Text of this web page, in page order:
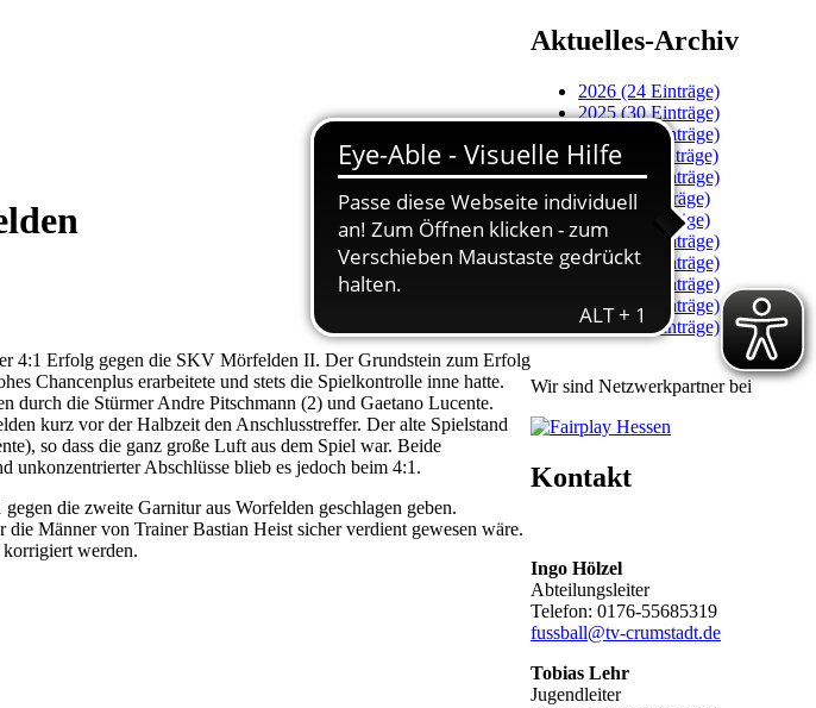
4:1 Erfolg gegen die SKV Mörfelden II. Der Grundstein zum Erfolg
Chancenplus erarbeitete und stets die Spielkontrolle inne hatte.
durch die Stürmer Andre Pitschmann (2) und Gaetano Lucente.
kurz vor der Halbzeit den Anschlusstreffer. Der alte Spielstand
so dass die ganz große Luft aus dem Spiel war. Beide
unkonzentrierter Abschlüsse blieb es jedoch beim 4:1.
die zweite Garnitur aus Worfelden geschlagen geben.
Männer von Trainer Bastian Heist sicher verdient gewesen wäre.
werden.
Aktuelles-Archiv
2026 (24 Einträge)
2025 (30 Einträge)
2024 (27 Einträge)
2023 (11 Einträge)
2022 (20 Einträge)
2021 (7 Einträge)
2020 (9 Einträge)
2019 (34 Einträge)
2018 (49 Einträge)
2017 (59 Einträge)
2016 (45 Einträge)
2015 (16 Einträge)
Wir sind Netzwerkpartner bei
Kontakt
Ingo Hölzel
Abteilungsleiter
Telefon: 0176-55685319
fussball@tv-crumstadt.de
Tobias Lehr
Jugendleiter